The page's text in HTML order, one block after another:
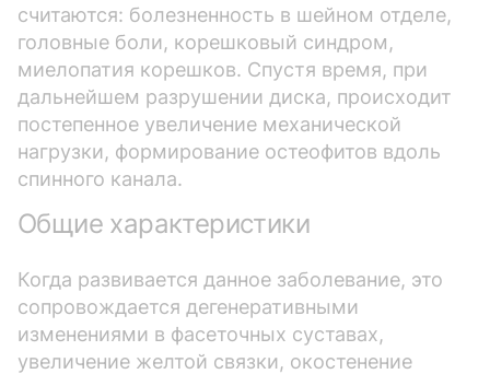
считаются: болезненность в шейном отделе,
головные боли, корешковый синдром,
миелопатия корешков. Спустя время, при
дальнейшем разрушении диска, происходит
постепенное увеличение механической
нагрузки, формирование остеофитов вдоль
спинного канала.
Общие характеристики
Когда развивается данное заболевание, это
сопровождается дегенеративными
изменениями в фасеточных суставах,
увеличение желтой связки, окостенение